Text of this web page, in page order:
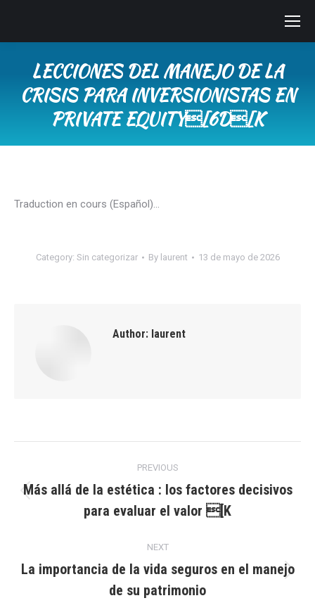
LECCIONES DEL MANEJO DE LA
CRISIS PARA INVERSIONISTAS EN
PRIVATE EQUITY[6D[K
Traduction en cours (Español)…
Category: Sin categorizar By laurent 13 de mayo de 2026
Author: laurent
navigation
PREVIOUS
post:
Más allá de la estética : los factores decisivos
para evaluar el valor [K
NEXT
post:
La importancia de la vida seguros en el manejo
de su patrimonio